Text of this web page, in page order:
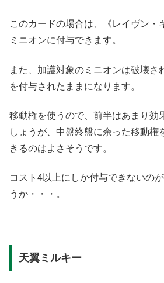
このカードの場合は、《レイヴン・
ミニオンに付与できます。
また、加護対象のミニオンは破壊さ
を付与されたままになります。
移動権を使うので、前半はあまり効
しょうが、中盤終盤に余った移動権
きるのはよさそうです。
コスト4以上にしか付与できないの
うか・・・。
天翼ミルキー